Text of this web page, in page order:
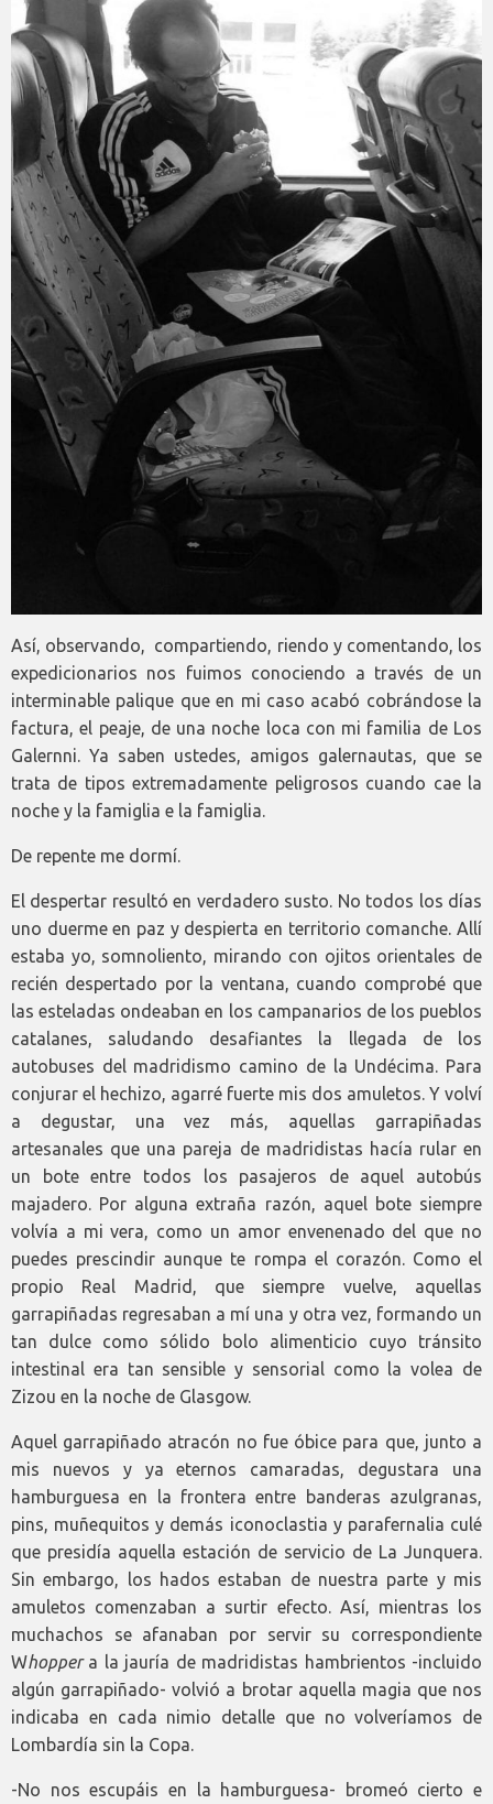
Así, observando, compartiendo, riendo y comentando, los
expedicionarios nos fuimos conociendo a través de un
interminable palique que en mi caso acabó cobrándose la
factura, el peaje, de una noche loca con mi familia de Los
Galernni. Ya saben ustedes, amigos galernautas, que se
trata de tipos extremadamente peligrosos cuando cae la
noche y la famiglia e la famiglia.
De repente me dormí.
El despertar resultó en verdadero susto. No todos los días
uno duerme en paz y despierta en territorio comanche. Allí
estaba yo, somnoliento, mirando con ojitos orientales de
recién despertado por la ventana, cuando comprobé que
las esteladas ondeaban en los campanarios de los pueblos
catalanes, saludando desafiantes la llegada de los
autobuses del madridismo camino de la Undécima. Para
conjurar el hechizo, agarré fuerte mis dos amuletos. Y volví
a degustar, una vez más, aquellas garrapiñadas
artesanales que una pareja de madridistas hacía rular en
un bote entre todos los pasajeros de aquel autobús
majadero. Por alguna extraña razón, aquel bote siempre
volvía a mi vera, como un amor envenenado del que no
puedes prescindir aunque te rompa el corazón. Como el
propio Real Madrid, que siempre vuelve, aquellas
garrapiñadas regresaban a mí una y otra vez, formando un
tan dulce como sólido bolo alimenticio cuyo tránsito
intestinal era tan sensible y sensorial como la volea de
Zizou en la noche de Glasgow.
Aquel garrapiñado atracón no fue óbice para que, junto a
mis nuevos y ya eternos camaradas, degustara una
hamburguesa en la frontera entre banderas azulgranas,
pins, muñequitos y demás iconoclastia y parafernalia culé
que presidía aquella estación de servicio de La Junquera.
Sin embargo, los hados estaban de nuestra parte y mis
amuletos comenzaban a surtir efecto. Así, mientras los
muchachos se afanaban por servir su correspondiente
Whoppera la jauría de madridistas hambrientos -incluido
algún garrapiñado- volvió a brotar aquella magia que nos
indicaba en cada nimio detalle que no volveríamos de
Lombardía sin la Copa.
-No nos escupáis en la hamburguesa- bromeó cierto e